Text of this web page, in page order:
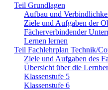
Teil Grundlagen
Aufbau und
Ziele und Aufgaben der
Fächerverbindender
Lernen lernen
Teil Fachlehrplan Technik/
Ziele und Aufgaben des
Übersicht über die
Klassenstufe 5
Klassenstufe 6